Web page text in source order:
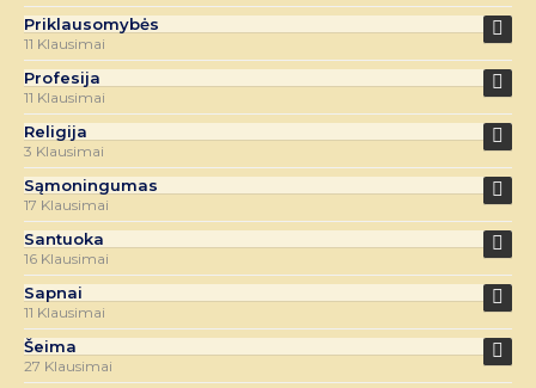
Priklausomybės
11 Klausimai
Profesija
11 Klausimai
Religija
3 Klausimai
Sąmoningumas
17 Klausimai
Santuoka
16 Klausimai
Sapnai
11 Klausimai
Šeima
27 Klausimai